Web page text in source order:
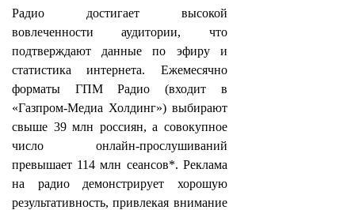
Радио достигает высокой
вовлеченности аудитории, что
подтверждают данные по эфиру и
статистика интернета. Ежемесячно
форматы ГПМ Радио (входит в
«Газпром-Медиа Холдинг») выбирают
свыше 39 млн россиян, а совокупное
число онлайн-прослушиваний
превышает 114 млн сеансов*. Реклама
на радио демонстрирует хорошую
результативность, привлекая внимание